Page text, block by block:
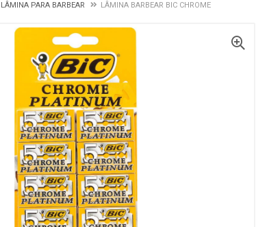
LÂMINA PARA BARBEAR LÂMINA BARBEAR BIC CHROME